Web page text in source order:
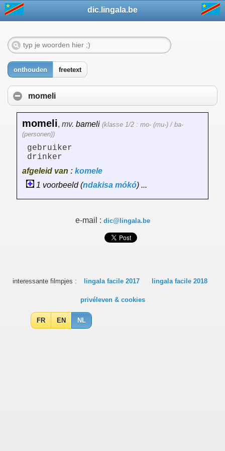
dic.lingala.be
onthouden freetext
momeli
momeli, mv. bameli (klasse 1/2 : mo- (mu-) / ba-
(personen))
gebruiker
drinker
afgeleid van : komele
1 voorbeeld (ndakisa mókó) ...
e-mail : dic@lingala.be
interessante filmpjes : lingala facile 2017 lingala facile 2018
privéleven & cookies
FR EN NL